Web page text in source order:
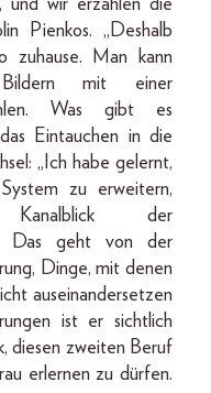
und wir erzählen die
Pienkos. „Deshalb
Man kann
mit einer
Was gibt es
Eintauchen in die
„Ich habe gelernt,
zu erweitern,
der
Das geht von der
Dinge, mit denen
auseinandersetzen
ist er sichtlich
diesen zweiten Beruf
erlernen zu dürfen.